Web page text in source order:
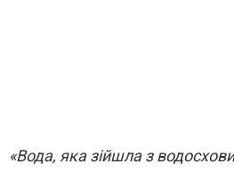
«Вода, яка зійшла з